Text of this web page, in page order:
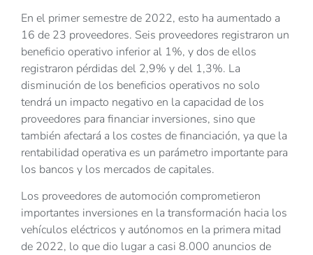
En el primer semestre de 2022, esto ha aumentado a
16 de 23 proveedores. Seis proveedores registraron un
beneficio operativo inferior al 1%, y dos de ellos
registraron pérdidas del 2,9% y del 1,3%. La
disminución de los beneficios operativos no solo
tendrá un impacto negativo en la capacidad de los
proveedores para financiar inversiones, sino que
también afectará a los costes de financiación, ya que la
rentabilidad operativa es un parámetro importante para
los bancos y los mercados de capitales.
Los proveedores de automoción comprometieron
importantes inversiones en la transformación hacia los
vehículos eléctricos y autónomos en la primera mitad
de 2022, lo que dio lugar a casi 8.000 anuncios de